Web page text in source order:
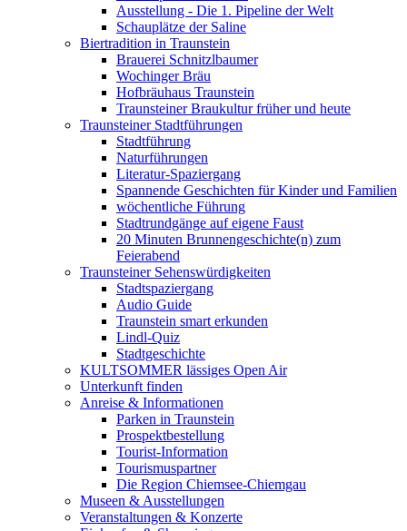
Ausstellung - Die 1. Pipeline der Welt
Schauplätze der Saline
Biertradition in Traunstein
Brauerei Schnitzlbaumer
Wochinger Bräu
Hofbräuhaus Traunstein
Traunsteiner Braukultur früher und heute
Traunsteiner Stadtführungen
Stadtführung
Naturführungen
Literatur-Spaziergang
Spannende Geschichten für Kinder und Familien
wöchentliche Führung
Stadtrundgänge auf eigene Faust
20 Minuten Brunnengeschichte(n) zum
Feierabend
Traunsteiner Sehenswürdigkeiten
Stadtspaziergang
Audio Guide
Traunstein smart erkunden
Lindl-Quiz
Stadtgeschichte
KULTSOMMER lässiges Open Air
Unterkunft finden
Anreise & Informationen
Parken in Traunstein
Prospektbestellung
Tourist-Information
Tourismuspartner
Die Region Chiemsee-Chiemgau
Museen & Ausstellungen
Veranstaltungen & Konzerte